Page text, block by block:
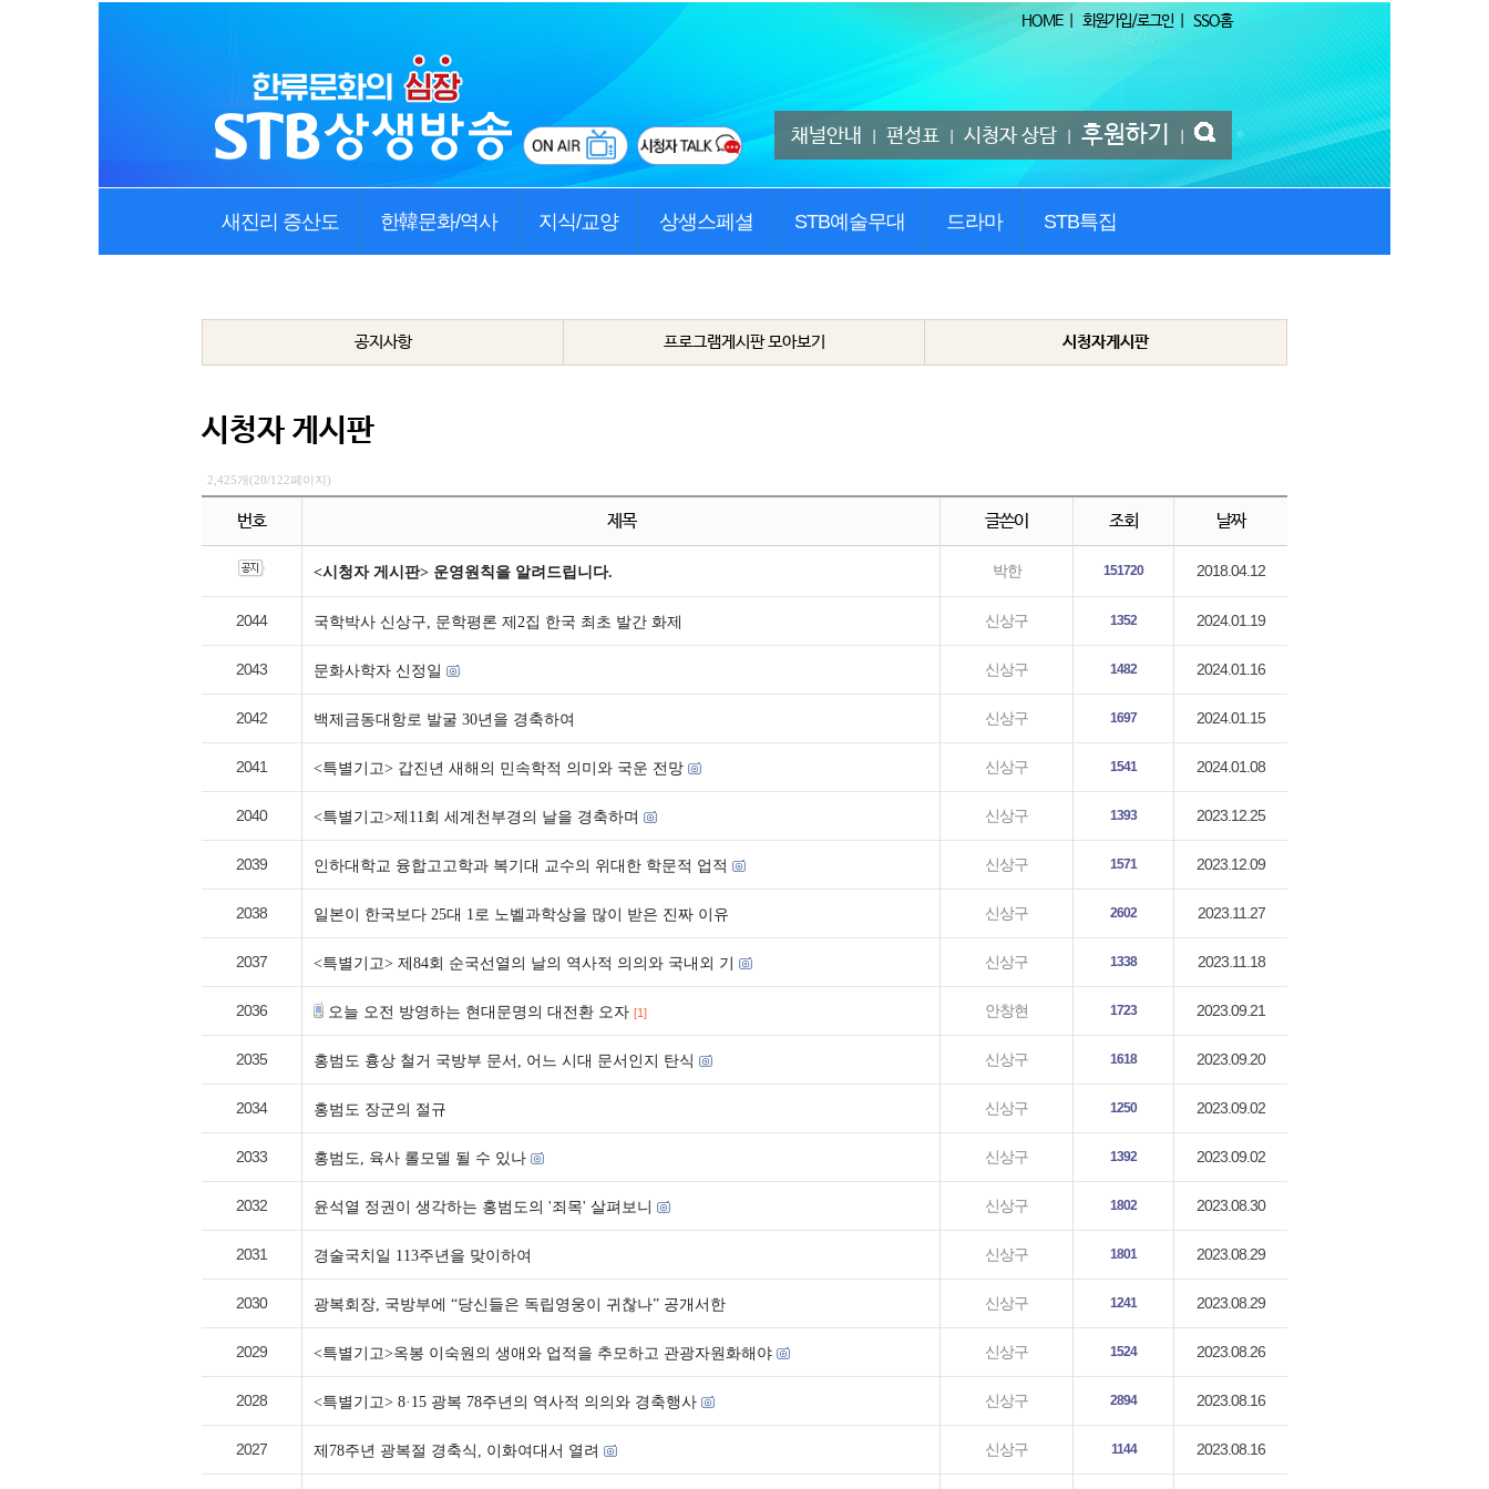
HOME| 회원가입/로그인 SSO홈
채널안내 편성표 시청자 상담 후원하기
새진리 증산도 한韓문화/역사 지식/교양 상생스페셜 STB예술무대 드라마 STB특집
공지사항 프로그램게시판 모아보기 시청자게시판
시청자 게시판
2,425개(20/122페이지)
번호 제목 글쓴이 조회 날짜
<시청자 게시판> 운영원칙을 알려드립니다. 박한 151720 2018.04.12
2044 국학박사 신상구, 문학평론 제2집 한국 최초 발간 화제 신상구 1352 2024.01.19
2043 문화사학자 신정일 신상구 1482 2024.01.16
2042 백제금동대항로 발굴 30년을 경축하여 신상구 1697 2024.01.15
2041 <특별기고> 갑진년 새해의 민속학적 의미와 국운 전망 신상구 1541 2024.01.08
2040 <특별기고>제11회 세계천부경의 날을 경축하며 신상구 1393 2023.12.25
2039 인하대학교 융합고고학과 복기대 교수의 위대한 학문적 업적 신상구 1571 2023.12.09
2038 일본이 한국보다 25대 1로 노벨과학상을 많이 받은 진짜 이유 신상구 2602 2023.11.27
2037 <특별기고> 제84회 순국선열의 날의 역사적 의의와 국내외 기 신상구 1338 2023.11.18
2036 오늘 오전 방영하는 현대문명의 대전환 오자 [1] 안창현 1723 2023.09.21
2035 홍범도 흉상 철거 국방부 문서, 어느 시대 문서인지 탄식 신상구 1618 2023.09.20
2034 홍범도 장군의 절규 신상구 1250 2023.09.02
2033 홍범도, 육사 롤모델 될 수 있나 신상구 1392 2023.09.02
2032 윤석열 정권이 생각하는 홍범도의 '죄목' 살펴보니 신상구 1802 2023.08.30
2031 경술국치일 113주년을 맞이하여 신상구 1801 2023.08.29
2030 광복회장, 국방부에 “당신들은 독립영웅이 귀찮나” 공개서한 신상구 1241 2023.08.29
2029 <특별기고>옥봉 이숙원의 생애와 업적을 추모하고 관광자원화해야 신상구 1524 2023.08.26
2028 <특별기고> 8·15 광복 78주년의 역사적 의의와 경축행사 신상구 2894 2023.08.16
2027 제78주년 광복절 경축식, 이화여대서 열려 신상구 1144 2023.08.16